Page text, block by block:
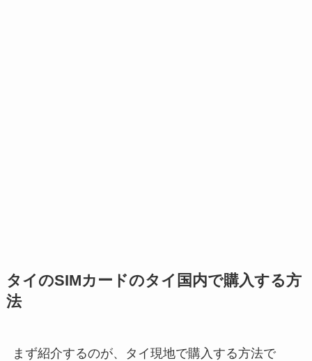
タイのSIMカードのタイ国内で購入する方
法
まず紹介するのが、タイ現地で購入する方法で